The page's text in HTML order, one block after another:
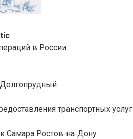
в России
Долгопрудный
транспортных услуг
Самара Ростов‑на‑Дону